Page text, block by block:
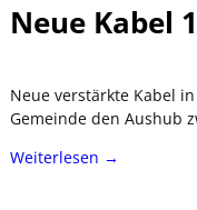
Neue Kabel
Neue verstärkte Kabel
Gemeinde den Aushub
Weiterlesen →